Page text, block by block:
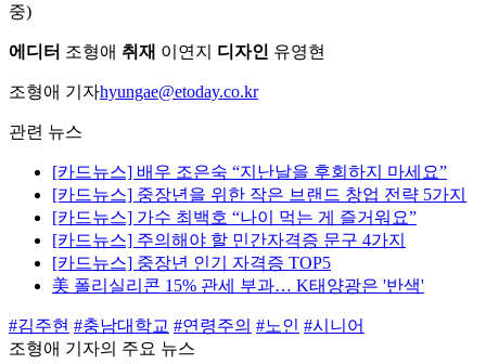
중)
에디터 조형애 취재 이연지 디자인 유영현
조형애 기자hyungae@etoday.co.kr
관련 뉴스
[카드뉴스] 배우 조은숙 “지난날을 후회하지 마세요”
[카드뉴스] 중장년을 위한 작은 브랜드 창업 전략 5가지
[카드뉴스] 가수 최백호 “나이 먹는 게 즐거워요”
[카드뉴스] 주의해야 할 민간자격증 문구 4가지
[카드뉴스] 중장년 인기 자격증 TOP5
美 폴리실리콘 15% 관세 부과… K태양광은 '반색'
#김주현 #충남대학교 #연령주의 #노인 #시니어
조형애 기자의 주요 뉴스